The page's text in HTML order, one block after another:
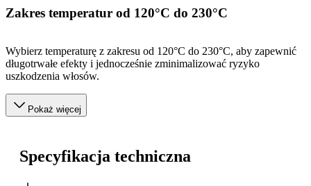
Zakres temperatur od 120°C do 230°C
Wybierz temperaturę z zakresu od 120°C do 230°C, aby zapewnić
długotrwałe efekty i jednocześnie zminimalizować ryzyko
uszkodzenia włosów.
Pokaż więcej
Specyfikacja techniczna